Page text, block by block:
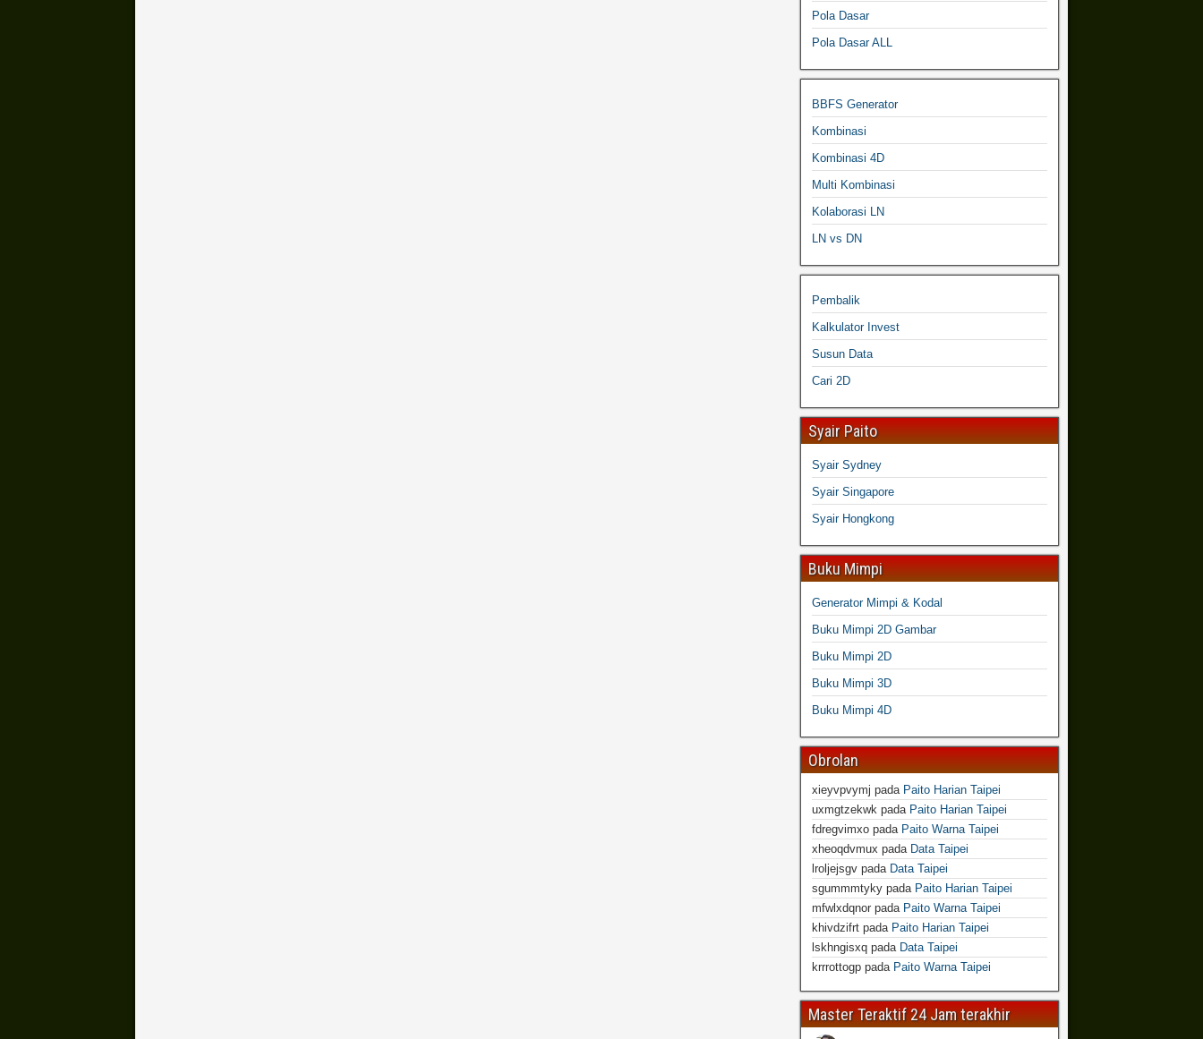
Pola Dasar
Pola Dasar ALL
BBFS Generator
Kombinasi
Kombinasi 4D
Multi Kombinasi
Kolaborasi LN
LN vs DN
Pembalik
Kalkulator Invest
Susun Data
Cari 2D
Syair Paito
Syair Sydney
Syair Singapore
Syair Hongkong
Buku Mimpi
Generator Mimpi & Kodal
Buku Mimpi 2D Gambar
Buku Mimpi 2D
Buku Mimpi 3D
Buku Mimpi 4D
Obrolan
xieyvpvymj pada Paito Harian Taipei
uxmgtzekwkpada Paito Harian Taipei
fdregvimxopada Paito Warna Taipei
xheoqdvmux pada Data Taipei
lroljejsgvpada Data Taipei
sgummmtykypada Paito Harian Taipei
mfwlxdqnorpada Paito Warna Taipei
khivdzifrtpada Paito Harian Taipei
lskhngisxqpada Data Taipei
krrrottogppada Paito Warna Taipei
Master Teraktif 24 Jam terakhir